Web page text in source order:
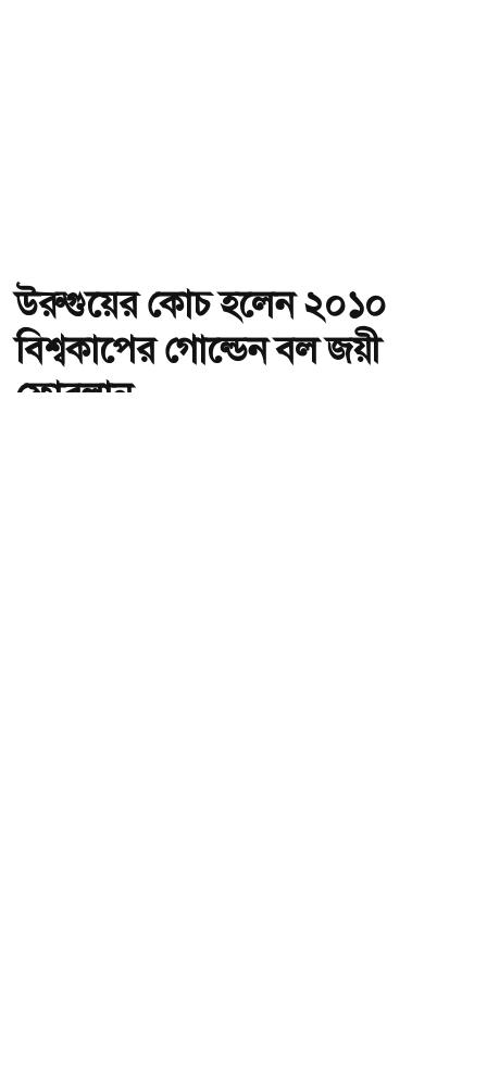
উরুগুয়ের কোচ হলেন ২০১০
বিশ্বকাপের গোল্ডেন বল জয়ী
ফোরলান